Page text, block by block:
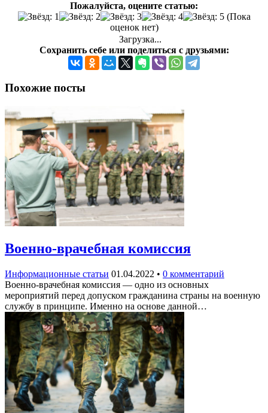
Пожалуйста, оцените статью:
(Пока
оценок нет)
Загрузка...
Сохранить себе или поделиться с друзьями:
Похожие посты
Военно-врачебная комиссия
Информационные статьи 01.04.2022 • 0 комментарий
Военно-врачебная комиссия — одно из основных
мероприятий перед допуском гражданина страны на военную
службу в принципе. Именно на основе данной…